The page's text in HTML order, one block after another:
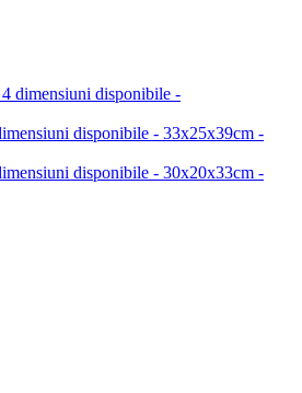
dimensiuni disponibile -
disponibile - 33x25x39cm -
disponibile - 30x20x33cm -